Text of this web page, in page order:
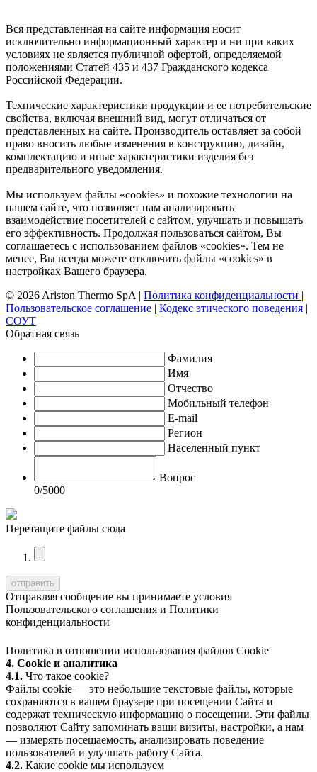
Вся представленная на сайте информация носит
исключительно информационный характер и ни при каких
условиях не является публичной офертой, определяемой
положениями Статей 435 и 437 Гражданского кодекса
Российской Федерации.
Технические характеристики продукции и ее потребительские
свойства, включая внешний вид, могут отличаться от
представленных на сайте. Производитель оставляет за собой
право вносить любые изменения в конструкцию, дизайн,
комплектацию и иные характеристики изделия без
предварительного уведомления.
Мы используем файлы «cookies» и похожие технологии на
нашем сайте, что позволяет нам анализировать
взаимодействие посетителей с сайтом, улучшать и повышать
его эффективность. Продолжая пользоваться сайтом, Вы
соглашаетесь с использованием файлов «cookies». Тем не
менее, Вы всегда можете отключить файлы «cookies» в
настройках Вашего браузера.
© 2026 Ariston Thermo SpA | Политика конфиденциальности |
Пользовательское соглашение | Кодекс этического поведения |
СОУТ
Обратная связь
Фамилия
Имя
Отчество
Мобильный телефон
E-mail
Регион
Населенный пункт
Вопрос
0/5000
Перетащите файлы сюда
Отправляя сообщение вы принимаете условия
Пользовательского соглашения и Политики
конфиденциальности
Политика в отношении использования файлов Cookie
4. Cookie и аналитика
4.1. Что такое cookie?
Файлы cookie — это небольшие текстовые файлы, которые
сохраняются в вашем браузере при посещении Сайта и
содержат техническую информацию о посещении. Эти файлы
позволяют Сайту запоминать ваши визиты, настройки, а нам
— измерять посещаемость, анализировать поведение
пользователей и улучшать работу Сайта.
4.2. Какие cookie мы используем